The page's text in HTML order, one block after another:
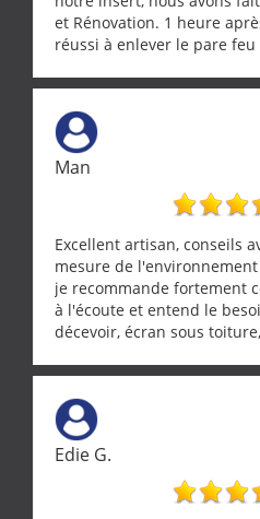
et Rénovation. 1 heure
réussi à enlever le pare feu
tourterelle et s’est ensuite
l’oiseau jusqu’à ce qu’il
puisse s’envoler. Après
ramonage de notre insert
grande propreté, nous
nombreux conseils
entrepreneur comme on
Encore un grand merci à
Man
Excellent artisan, conseils
mesure de
je recommande fortement
à l'écoute et entend le
décevoir, écran sous
récupérateur d'eau, tout a
œuvre sans besoin d'y
Edie G.